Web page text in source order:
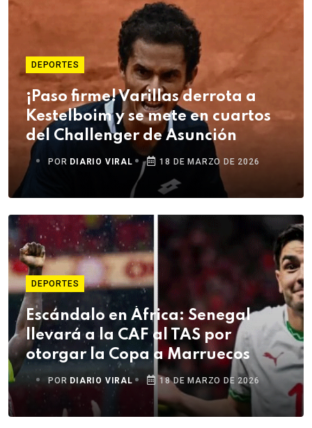
DEPORTES
¡Paso firme! Varillas derrota a
Kestelboim y se mete en cuartos
del Challenger de Asunción
POR DIARIO VIRAL 18 DE MARZO DE 2026
DEPORTES
Escándalo en África: Senegal
llevará a la CAF al TAS por
otorgar la Copa a Marruecos
POR DIARIO VIRAL 18 DE MARZO DE 2026